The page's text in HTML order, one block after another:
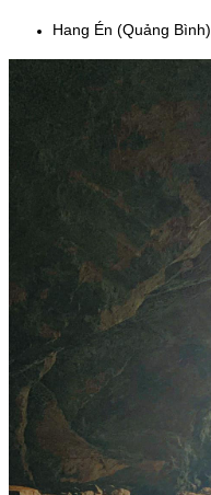
Hang Én (Quảng Bình)